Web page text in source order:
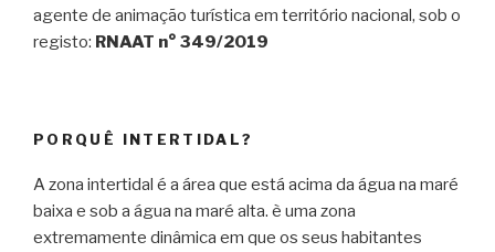
agente de animação turística em território nacional, sob o
registo: RNAAT n° 349/2019
PORQUÊ INTERTIDAL?
A zona intertidal é a área que está acima da água na maré
baixa e sob a água na maré alta. è uma zona
extremamente dinâmica em que os seus habitantes